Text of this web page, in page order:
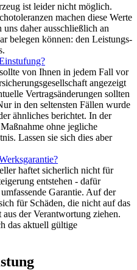
ist leider nicht möglich.
machen diese Werte
daher ausschließlich an
belegen können: den Leistungs-
von Ihnen in jedem Fall vor
angezeigt
Vertragsänderungen sollten
in den seltensten Fällen wurde
ähnliches berichtet. In der
ohne jegliche
Lassen sie sich dies aber
haftet sicherlich nicht für
entstehen - dafür
Garantie. Auf der
für Schäden, die nicht auf das
der Verantwortung ziehen.
das aktuell gültige